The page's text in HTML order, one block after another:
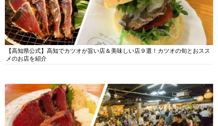
【高知県公式】高知でカツオが旨い店＆美味しい店９選！カツオの旬とおスス
メのお店を紹介